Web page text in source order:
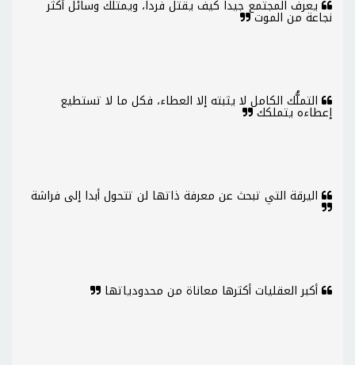
يعرف المجتمع جيدا كيف يقتل فردا، ويمتلك وسائل أكثر
نجاعة من الموت
التملُّك الكامل لا يثبته إلا العطاء، فكل ما لا تستطيع
إعطاءه يتملكك
اليرقة التي تبحث عن معرفة ذاتها لن تتحول أبدا إلى فراشة
أكبر العقليات أكثرها معاناة من محدودياتها